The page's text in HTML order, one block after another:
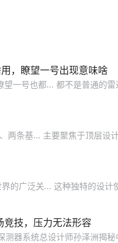
，瞭望一号出现意味啥
一号也都... 都不是普通的
两条基... 主要聚焦于顶层设
的广泛关... 这种独特的设计
竞技，压力无法形容
器系统总设计师孙泽洲揭